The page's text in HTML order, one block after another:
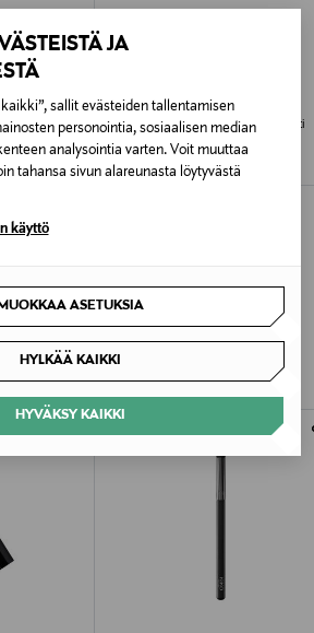
JA
sallit evästeiden tallentamisen
personointia, sosiaalisen median
analysointia varten. Voit muuttaa
tahansa sivun alareunasta löytyvästä
käyttö
MUOKKAA ASETUKSIA
HYLKÄÄ KAIKKI
HYVÄKSY KAIKKI
en-fi/customer-help-
Kiko Milano, luomiväripaletti
SISLEY
Phyto-Eye Palette - luomiväripaletti
Original Price
130,00 €